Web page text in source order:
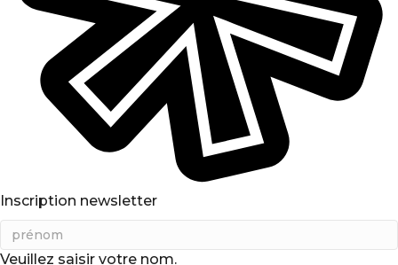
Inscription newsletter
Veuillez saisir votre nom.